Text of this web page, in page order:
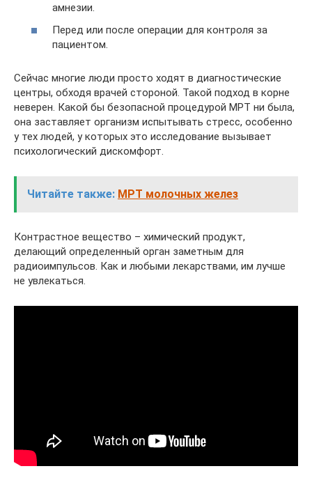
амнезии.
Перед или после операции для контроля за
пациентом.
Сейчас многие люди просто ходят в диагностические
центры, обходя врачей стороной. Такой подход в корне
неверен. Какой бы безопасной процедурой МРТ ни была,
она заставляет организм испытывать стресс, особенно
у тех людей, у которых это исследование вызывает
психологический дискомфорт.
Читайте также: МРТ молочных желез
Контрастное вещество – химический продукт,
делающий определенный орган заметным для
радиоимпульсов. Как и любыми лекарствами, им лучше
не увлекаться.